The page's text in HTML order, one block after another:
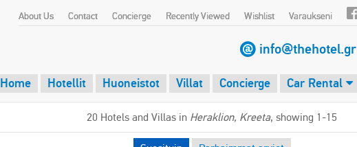
About Us Contact Concierge Recently Viewed Wishlist Varaukseni
info@thehotel.gr
Home Hotellit Huoneistot Villat Concierge Car Rental
20 Hotels and Villas in Heraklion, Kreeta, showing 1-15